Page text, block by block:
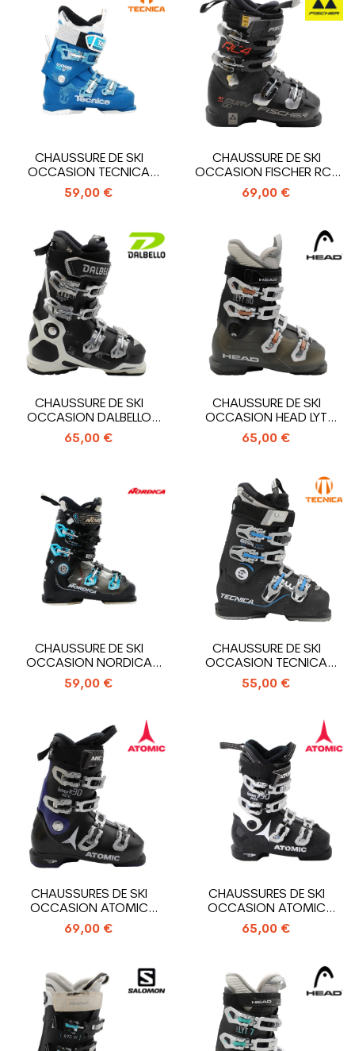
CHAUSSURE DE SKI
OCCASION TECNICA
COCHISE 85 HV RT W
59,00 €
CHAUSSURE DE SKI
OCCASION FISCHER RC4
MY CURV 90 XTR
69,00 €
CHAUSSURE DE SKI
OCCASION DALBELLO
SPORT AX LTD W
65,00 €
CHAUSSURE DE SKI
OCCASION HEAD LYT
EDGE 80
65,00 €
CHAUSSURE DE SKI
OCCASION NORDICA
SPEEDMACHINE 95R W
59,00 €
CHAUSSURE DE SKI
OCCASION TECNICA
MACH 1 W RT
55,00 €
CHAUSSURES DE SKI
OCCASION ATOMIC
HAWX ULTRA R90
69,00 €
CHAUSSURES DE SKI
OCCASION ATOMIC
HAWX PRIME R90
65,00 €